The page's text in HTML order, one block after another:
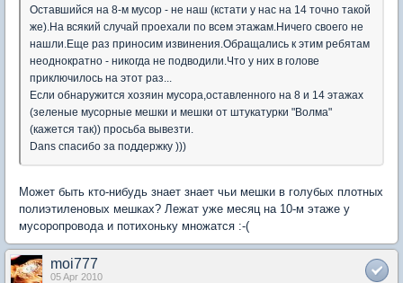
Оставшийся на 8-м мусор - не наш (кстати у нас на 14 точно такой
же).На всякий случай проехали по всем этажам.Ничего своего не
нашли.Еще раз приносим извинения.Обращались к этим ребятам
неоднократно - никогда не подводили.Что у них в голове
приключилось на этот раз...
Если обнаружится хозяин мусора,оставленного на 8 и 14 этажах
(зеленые мусорные мешки и мешки от штукатурки "Волма"
(кажется так)) просьба вывезти.
Dans спасибо за поддержку )))
Может быть кто-нибудь знает знает чьи мешки в голубых плотных
полиэтиленовых мешках? Лежат уже месяц на 10-м этаже у
мусоропровода и потихоньку множатся :-(
moi777
05 Apr 2010